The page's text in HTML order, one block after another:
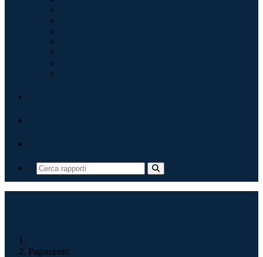
Pagamento